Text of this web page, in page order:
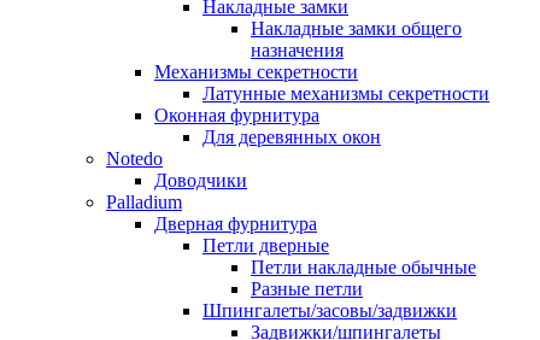
Накладные замки
Накладные замки общего
назначения
Механизмы секретности
Латунные механизмы секретности
Оконная фурнитура
Для деревянных окон
Notedo
Доводчики
Palladium
Дверная фурнитура
Петли дверные
Петли накладные обычные
Разные петли
Шпингалеты/засовы/задвижки
Задвижки/шпингалеты